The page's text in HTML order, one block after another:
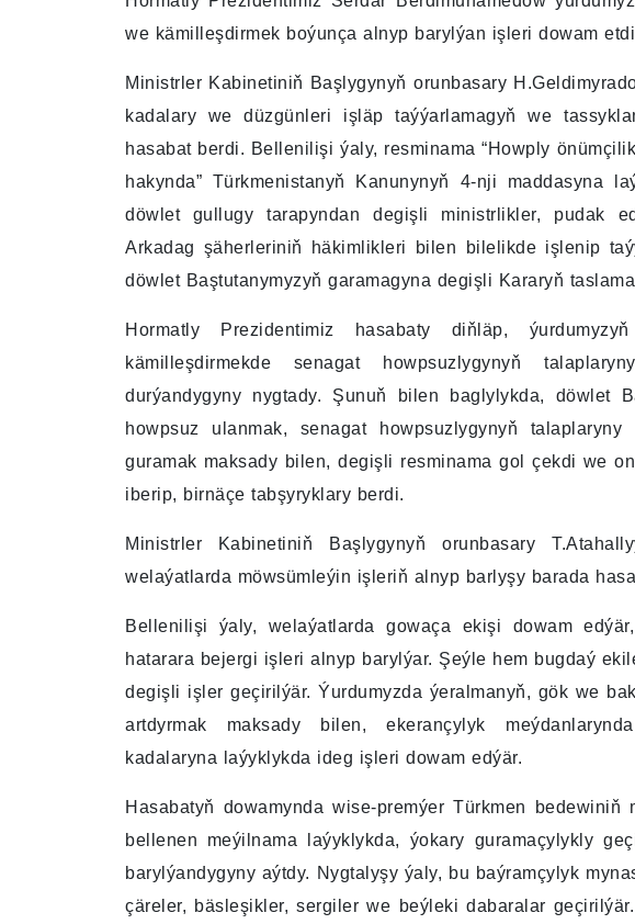
we kämilleşdirmek boýunça alnyp barylýan işleri dowam
Ministrler Kabinetiniň Başlygynyň orunbasary
kadalary we düzgünleri işläp taýýarlamagyň we
hasabat berdi. Bellenilişi ýaly, resminama “Howply
hakynda” Türkmenistanyň Kanunynyň 4-nji maddasyna
döwlet gullugy tarapyndan degişli ministrlikler, pudak
Arkadag şäherleriniň häkimlikleri bilen bilelikde işlenip
döwlet Baştutanymyzyň garamagyna degişli Kararyň
Hormatly Prezidentimiz hasabaty diňläp,
kämilleşdirmekde senagat howpsuzlygynyň
durýandygyny nygtady. Şunuň bilen baglylykda, döwlet
howpsuz ulanmak, senagat howpsuzlygynyň
guramak maksady bilen, degişli resminama gol çekdi we
iberip, birnäçe tabşyryklary berdi.
Ministrler Kabinetiniň Başlygynyň orunbasary
welaýatlarda möwsümleýin işleriň alnyp barlyşy barada
Bellenilişi ýaly, welaýatlarda gowaça ekişi dowam
hatarara bejergi işleri alnyp barylýar. Şeýle hem bugdaý
degişli işler geçirilýär. Ýurdumyzda ýeralmanyň, gök we
artdyrmak maksady bilen, ekerançylyk
kadalaryna laýyklykda ideg işleri dowam edýär.
Hasabatyň dowamynda wise-premýer Türkmen
bellenen meýilnama laýyklykda, ýokary guramaçylykly
barylýandygyny aýtdy. Nygtalyşy ýaly, bu baýramçylyk
çäreler, bäsleşikler, sergiler we beýleki dabaralar